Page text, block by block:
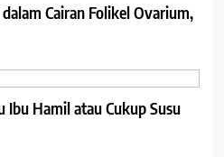
Cairan Folikel Ovarium,
Ibu Hamil atau Cukup Susu